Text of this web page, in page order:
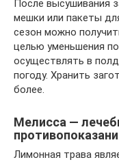
После высушивания
мешки или пакеты
сезон можно
целью уменьшения
осуществлять в
погоду. Хранить
более.
Мелисса —
Лимонная трава